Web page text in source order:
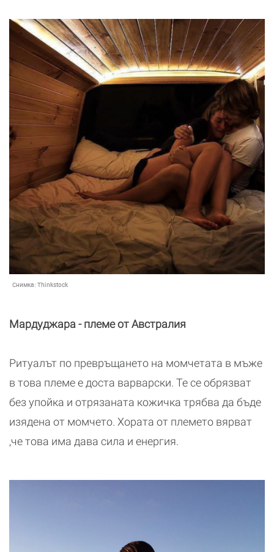
Снимка: Thinkstock
Мардуджара - племе от Австралия
Ритуалът по превръщането на момчетата в мъже
в това племе е доста варварски. Те се обрязват
без упойка и отрязаната кожичка трябва да бъде
изядена от момчето. Хората от племето вярват
,че това има дава сила и енергия.